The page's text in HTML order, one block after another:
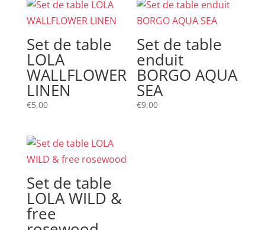
Set de table
LOLA
WALLFLOWER
LINEN
€5,00
Set de table
enduit
BORGO AQUA
SEA
€9,00
Set de table
LOLA WILD &
free